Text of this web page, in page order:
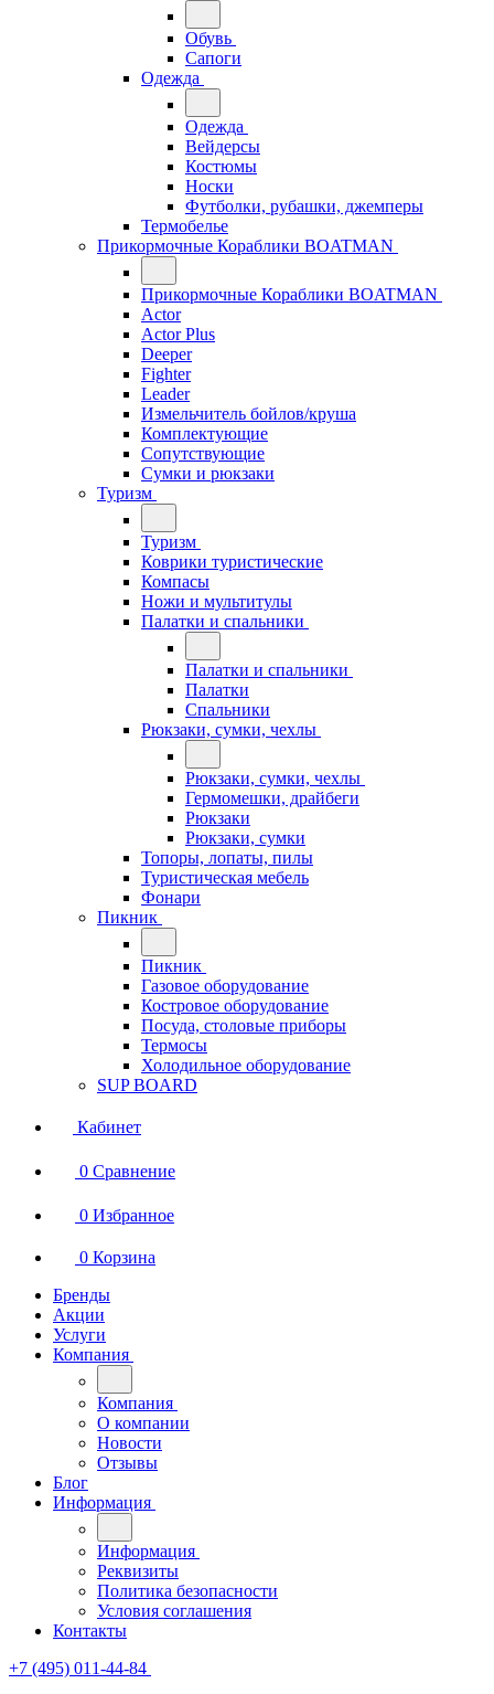
Обувь
Сапоги
Одежда
Одежда
Вейдерсы
Костюмы
Носки
Футболки, рубашки, джемперы
Термобелье
Прикормочные Кораблики BOATMAN
Прикормочные Кораблики BOATMAN
Actor
Actor Plus
Deeper
Fighter
Leader
Измельчитель бойлов/круша
Комплектующие
Сопутствующие
Сумки и рюкзаки
Туризм
Туризм
Коврики туристические
Компасы
Ножи и мультитулы
Палатки и спальники
Палатки и спальники
Палатки
Спальники
Рюкзаки, сумки, чехлы
Рюкзаки, сумки, чехлы
Гермомешки, драйбеги
Рюкзаки
Рюкзаки, сумки
Топоры, лопаты, пилы
Туристическая мебель
Фонари
Пикник
Пикник
Газовое оборудование
Костровое оборудование
Посуда, столовые приборы
Термосы
Холодильное оборудование
SUP BOARD
Кабинет
0 Сравнение
0 Избранное
0 Корзина
Бренды
Акции
Услуги
Компания
Компания
О компании
Новости
Отзывы
Блог
Информация
Информация
Реквизиты
Политика безопасности
Условия соглашения
Контакты
+7 (495) 011-44-84